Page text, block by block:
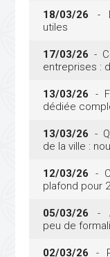
18/03/26 -
utiles
17/03/26 -
entreprises :
13/03/26 -
dédiée
13/03/26 -
de la ville :
12/03/26 -
plafond pour
05/03/26 -
peu de
02/03/26 -